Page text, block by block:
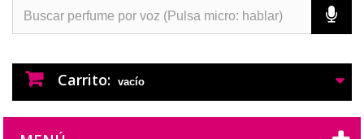
Carrito: vacío